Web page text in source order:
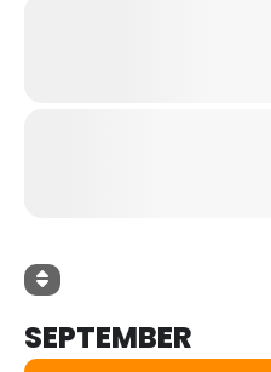
SEPTEMBER